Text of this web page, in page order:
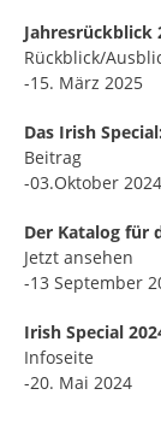
Jahresrückblick
Rückblick/
-15. März 2025
Das Irish
Beitrag
-03.Oktober 2024
Der Katalog für
Jetzt ansehen
-13 September
Irish Special
Infoseite
-20. Mai 2024